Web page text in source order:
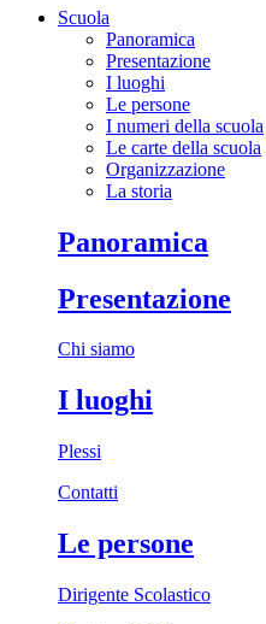
Scuola
Panoramica
Presentazione
I luoghi
Le persone
I numeri della scuola
Le carte della scuola
Organizzazione
La storia
Panoramica
Presentazione
Chi siamo
I luoghi
Plessi
Contatti
Le persone
Dirigente Scolastico